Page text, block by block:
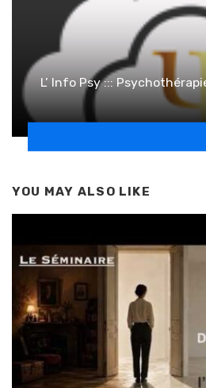
L’ Info Psy :::
YOU MAY ALSO LIKE